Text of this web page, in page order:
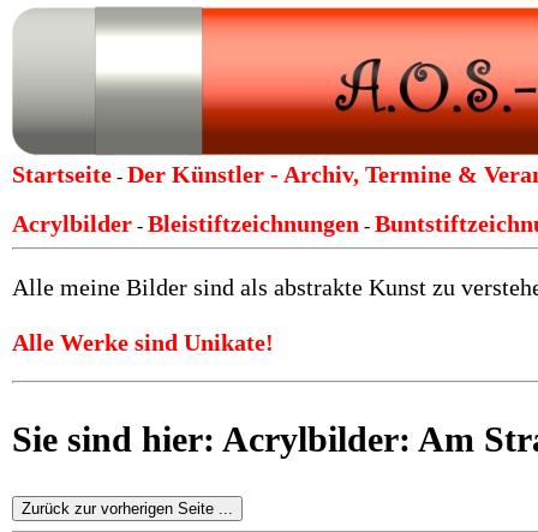
Startseite - Der Künstler - Archiv, Termine &
Acrylbilder - Bleistiftzeichnungen -
Alle meine Bilder sind als abstrakte Kunst zu
Alle Werke sind Unikate!
Sie sind hier: Acrylbilder: Am
Zurück zur vorherigen Seite ...